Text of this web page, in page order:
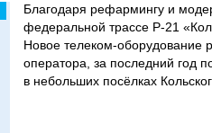
Благодаря рефармингу и
федеральной трассе Р-21
Новое телеком-оборудование
оператора, за последний год
в небольших посёлках